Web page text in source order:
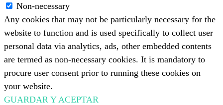
Non-necessary
Any cookies that may not be particularly necessary for the
website to function and is used specifically to collect user
personal data via analytics, ads, other embedded contents
are termed as non-necessary cookies. It is mandatory to
procure user consent prior to running these cookies on
your website.
GUARDAR Y ACEPTAR